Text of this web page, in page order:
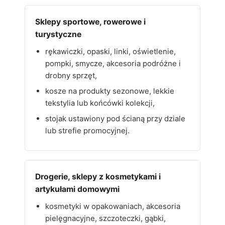
Sklepy sportowe, rowerowe i
turystyczne
rękawiczki, opaski, linki, oświetlenie,
pompki, smycze, akcesoria podróżne i
drobny sprzęt,
kosze na produkty sezonowe, lekkie
tekstylia lub końcówki kolekcji,
stojak ustawiony pod ścianą przy dziale
lub strefie promocyjnej.
Drogerie, sklepy z kosmetykami i
artykułami domowymi
kosmetyki w opakowaniach, akcesoria
pielęgnacyjne, szczoteczki, gąbki,